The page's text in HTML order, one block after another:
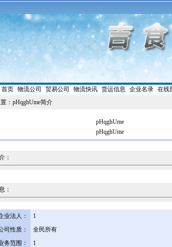
首页| 物流公司 贸易公司 物流快讯| 货运信息 企业名录| 在线
：pHqghUme简介
pHqghUme
pHqghUme
：
：
业法人：
1
司性质：
全民所有
务范围：
1